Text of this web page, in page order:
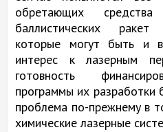
обретающих
баллистических
которые могут быть и
интерес к лазерным
готовность
программы их разработки
проблема по-прежнему в
химические лазерные